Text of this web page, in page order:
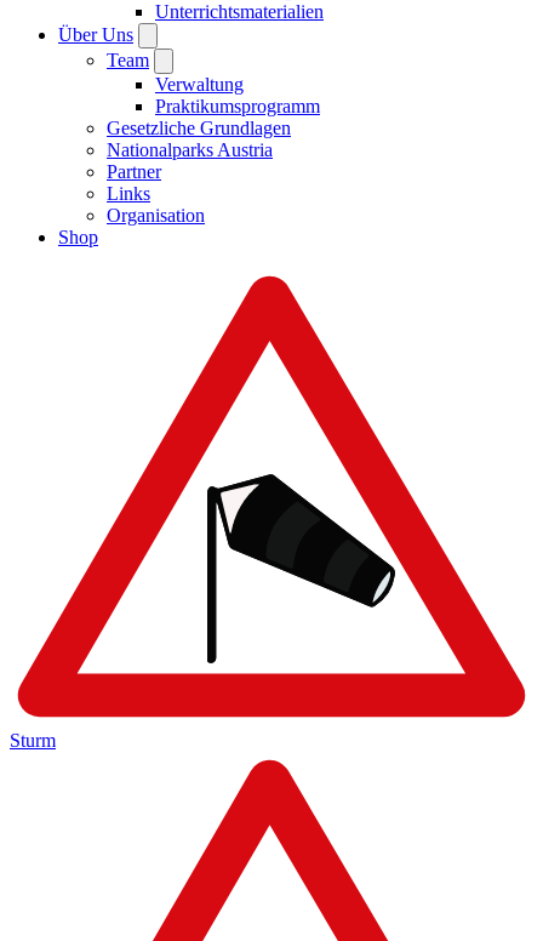
Unterrichtsmaterialien
Über Uns
Team
Verwaltung
Praktikumsprogramm
Gesetzliche Grundlagen
Nationalparks Austria
Partner
Links
Organisation
Shop
Sturm